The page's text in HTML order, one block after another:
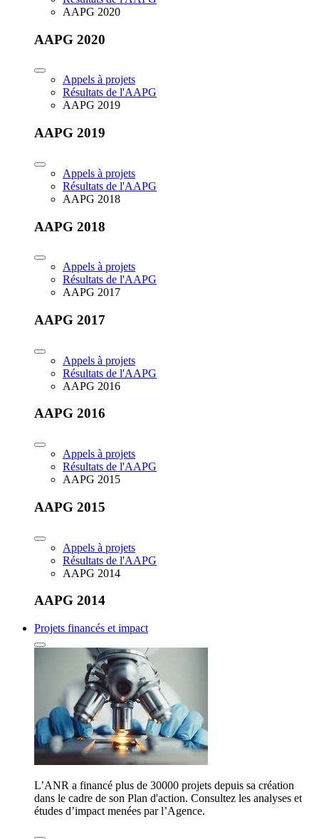
AAPG 2020
AAPG 2020
Appels à projets
Résultats de l'AAPG
AAPG 2019
AAPG 2019
Appels à projets
Résultats de l'AAPG
AAPG 2018
AAPG 2018
Appels à projets
Résultats de l'AAPG
AAPG 2017
AAPG 2017
Appels à projets
Résultats de l'AAPG
AAPG 2016
AAPG 2016
Appels à projets
Résultats de l'AAPG
AAPG 2015
AAPG 2015
Appels à projets
Résultats de l'AAPG
AAPG 2014
AAPG 2014
Projets financés et impact
L’ANR a financé plus de 30000 projets depuis sa création
dans le cadre de son Plan d'action. Consultez les analyses et
études d’impact menées par l’Agence.